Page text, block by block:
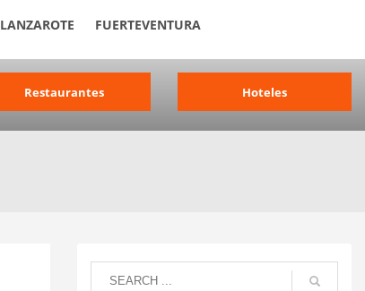
LANZAROTE FUERTEVENTURA
Restaurantes Hoteles